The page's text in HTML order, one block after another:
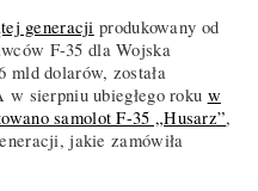
generacji produkowany od
F-35 dla Wojska
mld dolarów, została
sierpniu ubiegłego roku w
samolot F-35 „Husarz”,
jakie zamówiła